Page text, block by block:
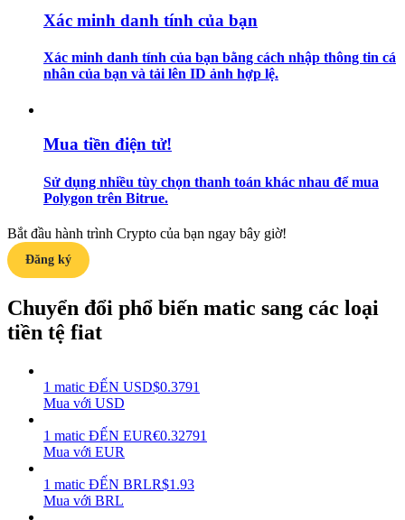
Học cách duy trì lợi nhuận
Xác minh danh tính của bạn
Xác minh danh tính của bạn bằng cách nhập thông tin cá
nhân của bạn và tải lên ID ảnh hợp lệ.
Mua tiền điện tử!
Sử dụng nhiều tùy chọn thanh toán khác nhau để mua
Polygon trên Bitrue.
Bắt đầu hành trình Crypto của bạn ngay bây giờ!
Đăng ký
Chuyển đổi phổ biến matic sang các loại
tiền tệ fiat
1 matic ĐẾN USD$0.3791
Mua với USD
1 matic ĐẾN EUR€0.32791
Mua với EUR
1 matic ĐẾN BRLR$1.93
Mua với BRL